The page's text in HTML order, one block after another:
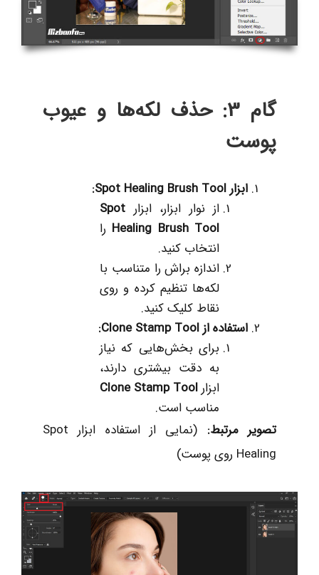
گام 3: حذف لکه‌ها و عیوب
پوست
ابزار
از نوار ابزار، ابزار Spot
Healing Brush Tool را
انتخاب کنید.
اندازه براش را متناسب با
لکه‌ها تنظیم کرده و روی
نقاط کلیک کنید.
استفاده از
برای بخش‌هایی که نیاز
به دقت بیشتری دارند،
ابزارClone Stamp Tool
مناسب است.
تصویر مرتبط:
(نمایی از استفاده ابزار Spot
Healing روی پوست)